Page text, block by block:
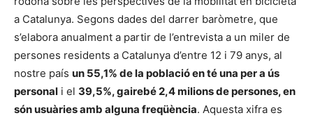
a Catalunya. Segons dades del darrer baròmetre, que
s’elabora anualment a partir de l’entrevista a un miler de
persones residents a Catalunya d’entre 12 i 79 anys, al
nostre país un 55,1% de la població en té una per a ús
personal i el 39,5%, gairebé 2,4 milions de persones, en
són usuàries amb alguna freqüència. Aquesta xifra es